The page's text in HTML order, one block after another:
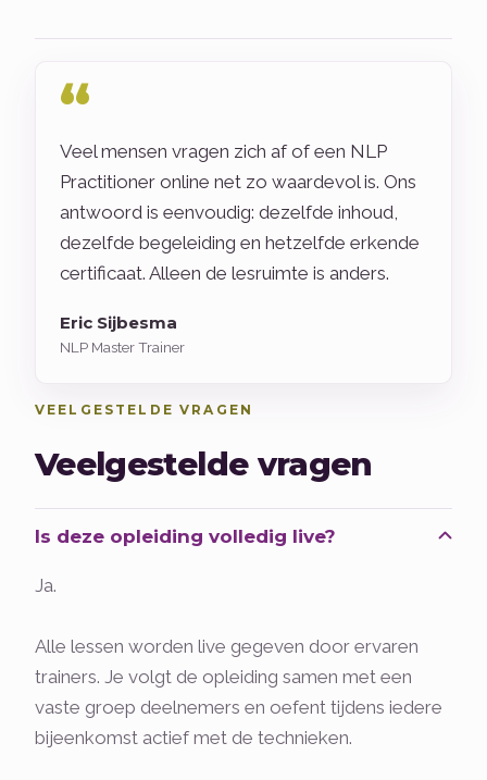
Veel mensen vragen zich af of een NLP
Practitioner online net zo waardevol is. Ons
antwoord is eenvoudig: dezelfde inhoud,
dezelfde begeleiding en hetzelfde erkende
certificaat. Alleen de lesruimte is anders.
Eric Sijbesma
NLP Master Trainer
VEELGESTELDE VRAGEN
Veelgestelde vragen
Is deze opleiding volledig live?
Ja.
Alle lessen worden live gegeven door ervaren
trainers. Je volgt de opleiding samen met een
vaste groep deelnemers en oefent tijdens iedere
bijeenkomst actief met de technieken.